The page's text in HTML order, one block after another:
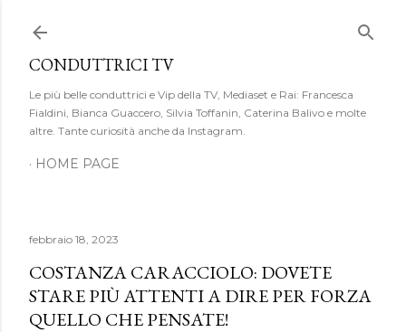
CONDUTTRICI TV
Le più belle conduttrici e Vip della TV, Mediaset e Rai: Francesca
Fialdini, Bianca Guaccero, Silvia Toffanin, Caterina Balivo e molte
altre. Tante curiosità anche da Instagram.
HOME PAGE
febbraio 18, 2023
COSTANZA CARACCIOLO: DOVETE
STARE PIÙ ATTENTI A DIRE PER FORZA
QUELLO CHE PENSATE!